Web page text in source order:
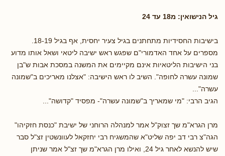
גיל הנישואין: מ18 עד 24
מספרים על אחד האדמורי"ם שפגש ראש ישיבה ליטאי ושאל אותו מדוע
בני הישיבות הליטאיות אינם מקיימים את המשנה במסכת אבות ש"בן
שמונה עשרה לחופה". השיב לו ראש הישיבה: "אצלנו מאריכים ב"שמונה
עשרה"...
הגיב הרבי: "מי שמאריך ב"שמונה עשרה"- מפסיד "קדושה"...
מרן הגרא"מ שך זצוק"ל אמר למנהלה הרוחני של ישיבת "כנסת חזקיהו"
הגה"צ רבי דב יפה שליט"א שהמשגיח רבי יחזקאל לעוונשטין זצ"ל סבר
שיש להנשא לאחר גיל 24, ואילו מרן הגרא"מ שך זצ"ל אמר שניתן